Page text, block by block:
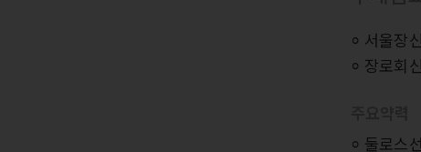
⸰ 서울장
⸰ 장로회
⸰ 둘로스